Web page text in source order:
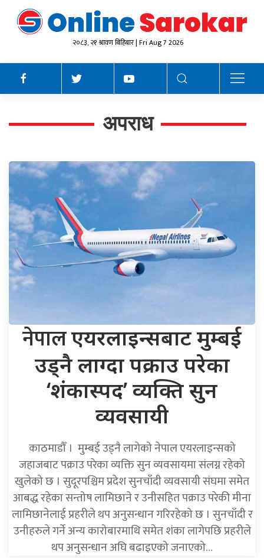
२०८३, २१ श्रावण बिहिबार | Fri Aug 7 2026
अपराध
नेपालएयरलाइन्सबाट मुम्बई
उड्नै लाग्दा पक्राउ परेका
‘शंकास्पद’ व्यक्ति सुन
व्यवसायी
काठमाडौँ । मुम्बई उड्नै लागेको नेपाल एयरलाइन्सको
जहाजबाट पक्राउ परेका व्यक्ति सुन व्यवसायमा संलग्न रहेको
खुलेको छ । सुदूरपश्चिम प्रदेश सुनचाँदी व्यवसायी संघमा समेत
आबद्ध रहेका सन्तोष लामिछाने र उनीसहित पक्राउ परेकी मीना
लामिछानेलाई प्रहरीले थप अनुसन्धान गरिरहेको छ । सुनचाँदी र
उनीहरुले गर्ने अन्य कारोबारमाथि समेत शंका लागेपछि प्रहरीले
थप अनुसन्धान अघि बढाइएको जनाएको…